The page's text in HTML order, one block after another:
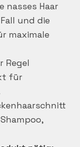
nasses Haar
und die
maximale
Regel
für